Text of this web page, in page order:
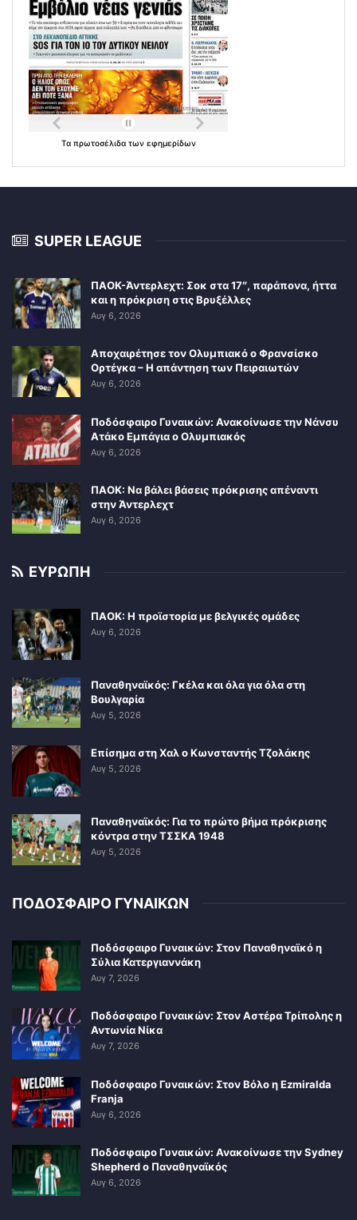
Τα πρωτοσέλιδα των εφημερίδων
SUPER LEAGUE
ΠΑΟΚ-Άντερλεχτ: Σοκ στα 17″, παράπονα, ήττα
και η πρόκριση στις Βρυξέλλες
Αυγ 6, 2026
Αποχαιρέτησε τον Ολυμπιακό ο Φρανσίσκο
Ορτέγκα – Η απάντηση των Πειραιωτών
Αυγ 6, 2026
Ποδόσφαιρο Γυναικών: Ανακοίνωσε την Νάνσυ
Ατάκο Εμπάγια ο Ολυμπιακός
Αυγ 6, 2026
ΠΑΟΚ: Να βάλει βάσεις πρόκρισης απέναντι
στην Άντερλεχτ
Αυγ 6, 2026
ΕΥΡΩΠΗ
ΠΑΟΚ: Η προϊστορία με βελγικές ομάδες
Αυγ 6, 2026
Παναθηναϊκός: Γκέλα και όλα για όλα στη
Βουλγαρία
Αυγ 5, 2026
Επίσημα στη Χαλ ο Κωνσταντής Τζολάκης
Αυγ 5, 2026
Παναθηναϊκός: Για το πρώτο βήμα πρόκρισης
κόντρα στην ΤΣΣΚΑ 1948
Αυγ 5, 2026
ΠΟΔΟΣΦΑΙΡΟ ΓΥΝΑΙΚΩΝ
Ποδόσφαιρο Γυναικών: Στον Παναθηναϊκό η
Σύλια Κατεργιαννάκη
Αυγ 7, 2026
Ποδόσφαιρο Γυναικών: Στον Αστέρα Τρίπολης η
Αντωνία Νίκα
Αυγ 7, 2026
Ποδόσφαιρο Γυναικών: Στον Βόλο η Ezmiralda
Franja
Αυγ 6, 2026
Ποδόσφαιρο Γυναικών: Ανακοίνωσε την Sydney
Shepherd ο Παναθηναϊκός
Αυγ 6, 2026